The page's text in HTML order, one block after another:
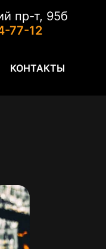
пр-т, 95б
77-12
КОНТАКТЫ